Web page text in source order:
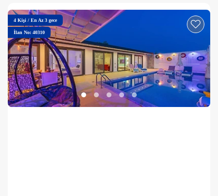
4 Kişi / En Az 3 gece
İlan No: 40310